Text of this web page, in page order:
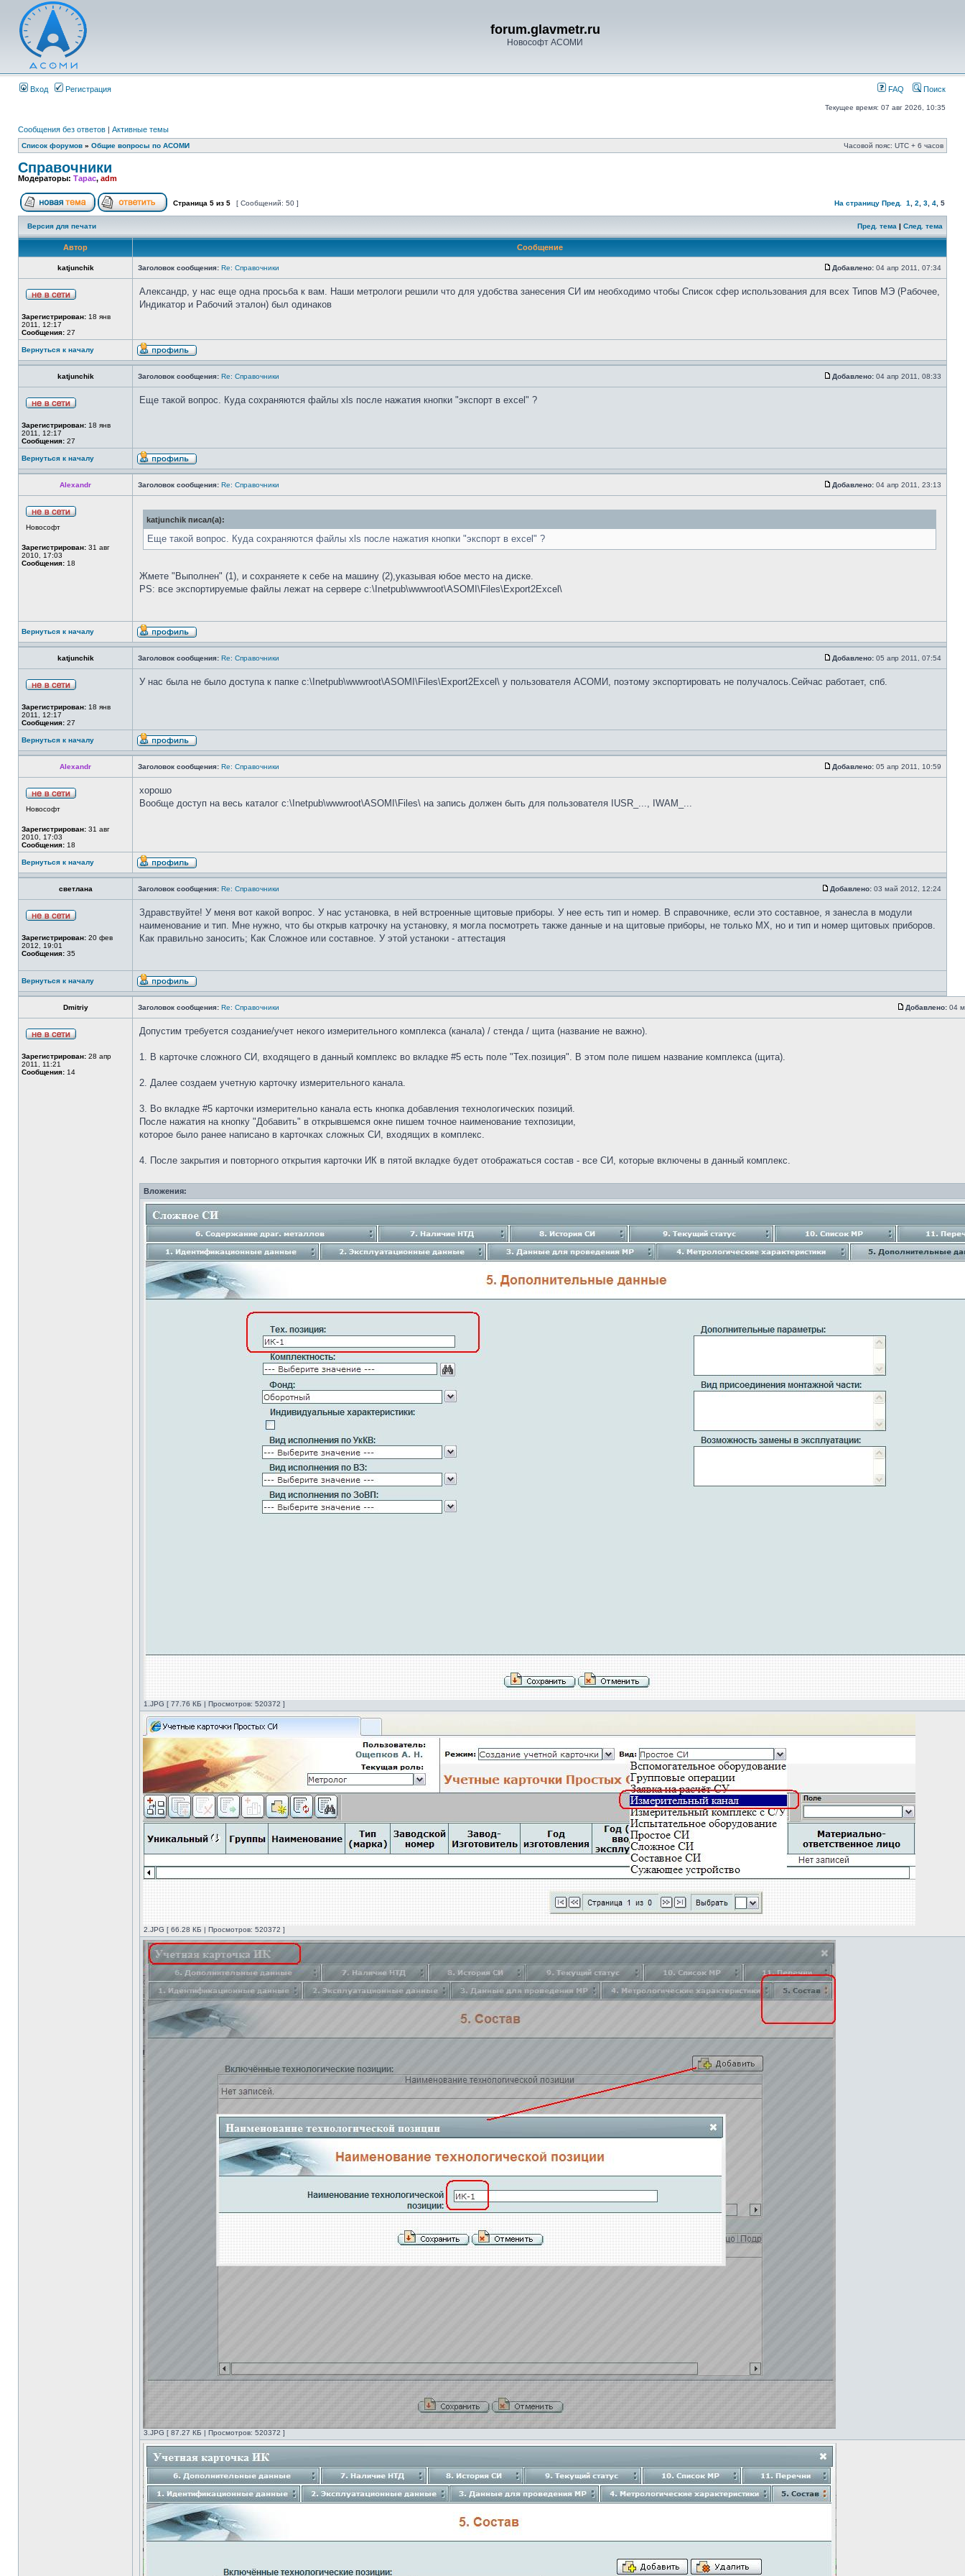
forum.glavmetr.ru
Новософт АСОМИ
Вход Регистрация FAQ Поиск
Текущее время: 07 авг 2026, 10:35
Сообщения без ответов | Активные темы
Список форумов » Общие вопросы по АСОМИ Часовой пояс: UTC + 6 часов
Справочники
Модераторы: Тарас, adm
Страница 5 из 5 [ Сообщений: 50 ] На страницу Пред. 1 2 3 4 5
Версия для печати Пред. тема | След. тема
Автор Сообщение
katjunchik Заголовок сообщения: Re: Справочники Добавлено: 04 апр 2011, 07:34
Зарегистрирован: 18 янв
2011, 12:17
Сообщения: 27
Александр, у нас еще одна просьба к вам. Наши метрологи решили что для удобства занесения СИ им необходимо чтобы Список сфер использования для всех Типов МЭ (Рабочее,
Индикатор и Рабочий эталон) был одинаков
Вернуться к началу
katjunchik Заголовок сообщения: Re: Справочники Добавлено: 04 апр 2011, 08:33
Зарегистрирован: 18 янв
2011, 12:17
Сообщения: 27
Еще такой вопрос. Куда сохраняются файлы xls после нажатия кнопки "экспорт в excel" ?
Вернуться к началу
Alexandr Заголовок сообщения: Re: Справочники Добавлено: 04 апр 2011, 23:13
Новософт
Зарегистрирован: 31 авг
2010, 17:03
Сообщения: 18
katjunchik писал(а):
Еще такой вопрос. Куда сохраняются файлы xls после нажатия кнопки "экспорт в excel" ?
Жмете "Выполнен" (1), и сохраняете к себе на машину (2),указывая юбое место на диске.
PS: все экспортируемые файлы лежат на сервере c:\Inetpub\wwwroot\ASOMI\Files\Export2Excel\
Вернуться к началу
katjunchik Заголовок сообщения: Re: Справочники Добавлено: 05 апр 2011, 07:54
Зарегистрирован: 18 янв
2011, 12:17
Сообщения: 27
У нас была не было доступа к папке c:\Inetpub\wwwroot\ASOMI\Files\Export2Excel\ у пользователя АСОМИ, поэтому экспортировать не получалось.Сейчас работает, спб.
Вернуться к началу
Alexandr Заголовок сообщения: Re: Справочники Добавлено: 05 апр 2011, 10:59
Новософт
Зарегистрирован: 31 авг
2010, 17:03
Сообщения: 18
хорошо
Вообще доступ на весь каталог c:\Inetpub\wwwroot\ASOMI\Files\ на запись должен быть для пользователя IUSR_..., IWAM_...
Вернуться к началу
светлана Заголовок сообщения: Re: Справочники Добавлено: 03 май 2012, 12:24
Зарегистрирован: 20 фев
2012, 19:01
Сообщения: 35
Здравствуйте! У меня вот какой вопрос. У нас установка, в ней встроенные щитовые приборы. У нее есть тип и номер. В справочнике, если это составное, я занесла в модули
наименование и тип. Мне нужно, что бы открыв катрочку на установку, я могла посмотреть также данные и на щитовые приборы, не только МХ, но и тип и номер щитовых приборов.
Как правильно заносить; Как Сложное или составное. У этой устаноки - аттестация
Вернуться к началу
Dmitriy Заголовок сообщения: Re: Справочники Добавлено: 04
Зарегистрирован: 28 апр
2011, 11:21
Сообщения: 14
Допустим требуется создание/учет некого измерительного комплекса (канала) / стенда / щита (название не важно).
1. В карточке сложного СИ, входящего в данный комплекс во вкладке #5 есть поле "Тех.позиция". В этом поле пишем название комплекса (щита).
2. Далее создаем учетную карточку измерительного канала.
3. Во вкладке #5 карточки измерительно канала есть кнопка добавления технологических позиций.
После нажатия на кнопку "Добавить" в открывшемся окне пишем точное наименование техпозиции,
которое было ранее написано в карточках сложных СИ, входящих в комплекс.
4. После закрытия и повторного открытия карточки ИК в пятой вкладке будет отображаться состав - все СИ, которые включены в данный комплекс.
Вложения:
1.JPG [ 77.76 КБ | Просмотров: 520372 ]
2.JPG [ 66.28 КБ | Просмотров: 520372 ]
3.JPG [ 87.27 КБ | Просмотров: 520372 ]